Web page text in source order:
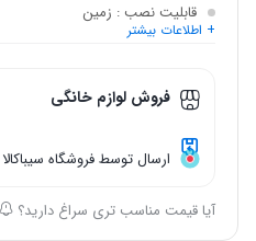
قابلیت نصب : زمین
قابلیت تنظیم دما
+ اطلاعات بیشتر
فروش لوازم خانگی
ارسال توسط فروشگاه سیباکالا
آیا قیمت مناسب تری سراغ دارید؟